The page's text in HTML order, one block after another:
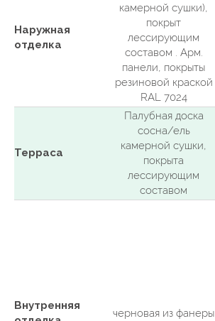
Наружная
отделка
камерной сушки),
покрыт
лессирующим
составом . Арм.
панели, покрыты
резиновой краской
RAL 7024
Терраса
Палубная доска
сосна/ель
камерной сушки,
покрыта
лессирующим
составом
Внутренняя
черновая из фанеры
Опции
возможность применения аналогичных